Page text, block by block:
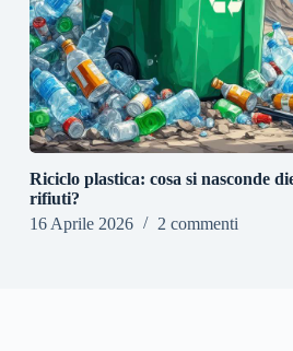
Riciclo plastica: cosa si nasconde
rifiuti?
16 Aprile 2026
2 commenti